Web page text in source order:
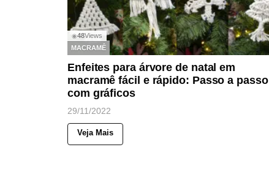
◉48Views
MACRAMÊ
Enfeites para árvore de natal em
macramê fácil e rápido: Passo a passo
com gráficos
29/11/2022
Veja Mais